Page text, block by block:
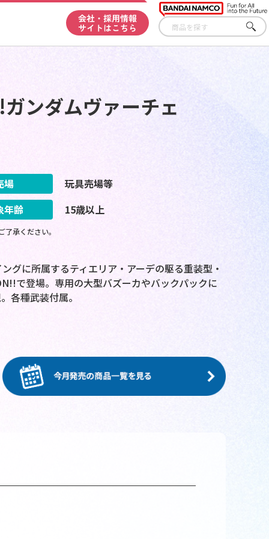
会社・採用情報
サイトはこちら
さが
す
ンダムヴァーチェ
場
玩具売場等
年齢
15歳以上
承ください。
グに所属するティエリア・アーデの駆る重装型・
で登場。専用の大型バズーカやバックパックに
各種武装付属。